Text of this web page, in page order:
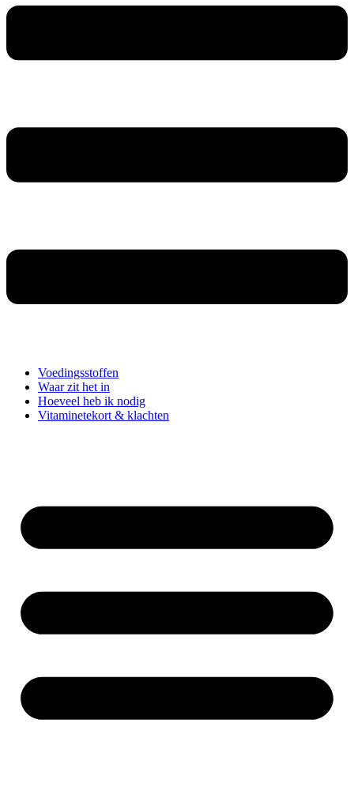
Voedingsstoffen
Waar zit het in
Hoeveel heb ik nodig
Vitaminetekort & klachten